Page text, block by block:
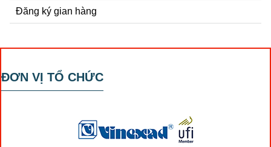
Đăng ký gian hàng
ĐƠN VỊ TỔ CHỨC